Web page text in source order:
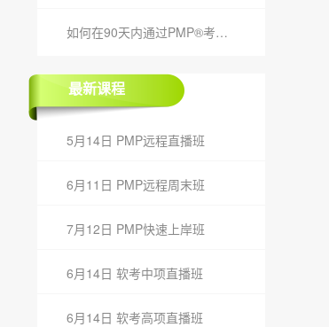
如何在90天内通过PMP®考试？
最新课程
5月14日 PMP远程直播班
6月11日 PMP远程周末班
7月12日 PMP快速上岸班
6月14日 软考中项直播班
6月14日 软考高项直播班